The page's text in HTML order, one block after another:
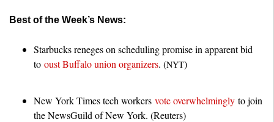
Best of the Week’s News:
Starbucks reneges on scheduling promise in apparent bid
to oust Buffalo union organizers. (NYT)
New York Times tech workers vote overwhelmingly to join
the NewsGuild of New York. (Reuters)